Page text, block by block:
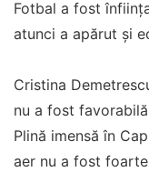
Fotbal a fost
atunci a apărut și
Cristina
nu a fost
Plină imensă în
aer nu a fost